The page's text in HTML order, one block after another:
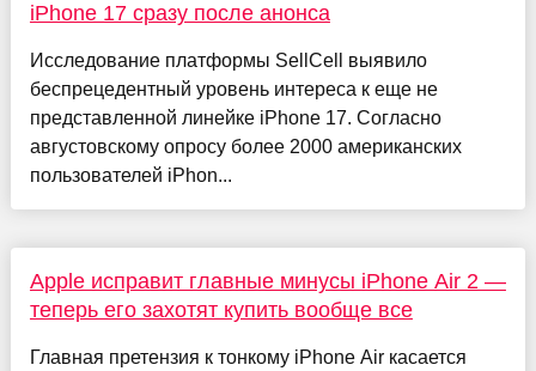
iPhone 17 сразу после анонса
Исследование платформы SellCell выявило
беспрецедентный уровень интереса к еще не
представленной линейке iPhone 17. Согласно
августовскому опросу более 2000 американских
пользователей iPhon...
Apple исправит главные минусы iPhone Air 2 —
теперь его захотят купить вообще все
Главная претензия к тонкому iPhone Air касается